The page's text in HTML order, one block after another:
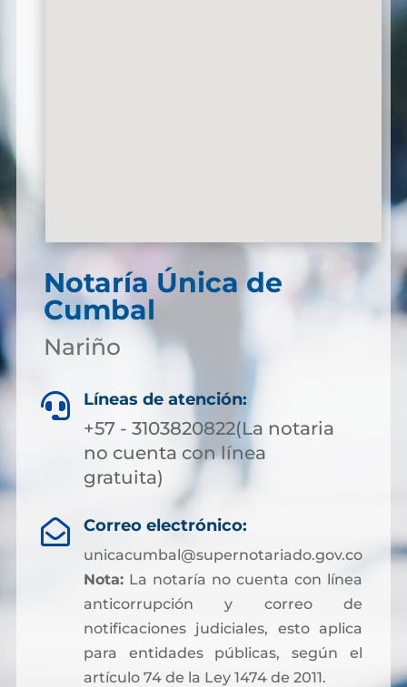
Notaría Única de
Cumbal
Nariño
 Líneas de atención:
+57 - 3103820822(La notaria
no cuenta con línea
gratuita)
 Correo electrónico:
unicacumbal@supernotariado.gov.co
Nota:La notaría no cuenta con línea
anticorrupción y correo de
notificaciones judiciales, esto aplica
para entidades públicas, según el
artículo 74 de la Ley 1474 de 2011.